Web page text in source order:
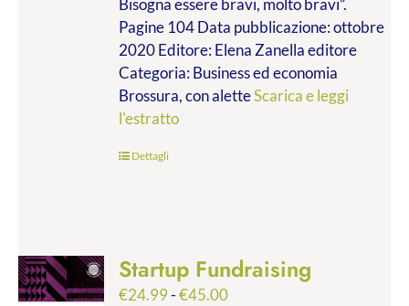
€14.00
Bisogna essere bravi, molto bravi”.
Pagine 104 Data pubblicazione: ottobre
2020 Editore: Elena Zanella editore
Categoria: Business ed economia
Brossura, con aletteScarica e leggi
l'estratto
Dettagli
Startup Fundraising
€24.99-€45.00Fascia